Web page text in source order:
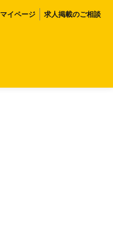
マイページ 求人掲載のご相談